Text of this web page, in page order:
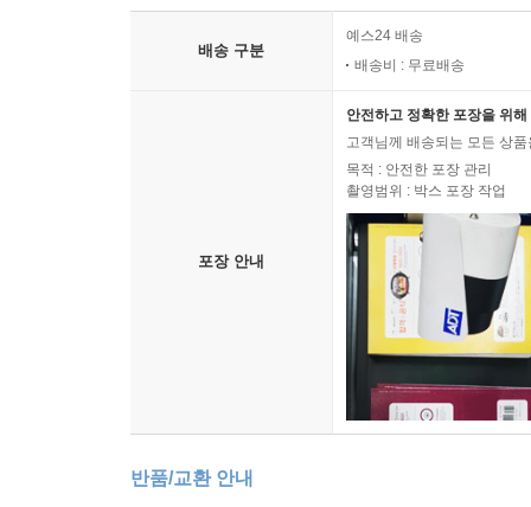
배송 구분
예스24 배송
배송비 : 무료배송
포장 안내
안전하고 정확한 포장을 위
고객님께 배송되는 모든 상
목적 : 안전한 포장 관리
촬영범위 : 박스 포장 작업
반품/교환 안내